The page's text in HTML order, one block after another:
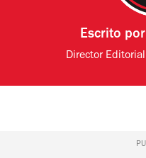
Escrito por
Director